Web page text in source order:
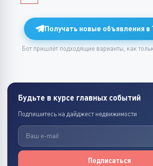
Получать новые объявления в
Бот пришлёт подходящие варианты, как
Будьте в курсе главных событий
Подпишитесь на дайджест недвижимости
Подписаться